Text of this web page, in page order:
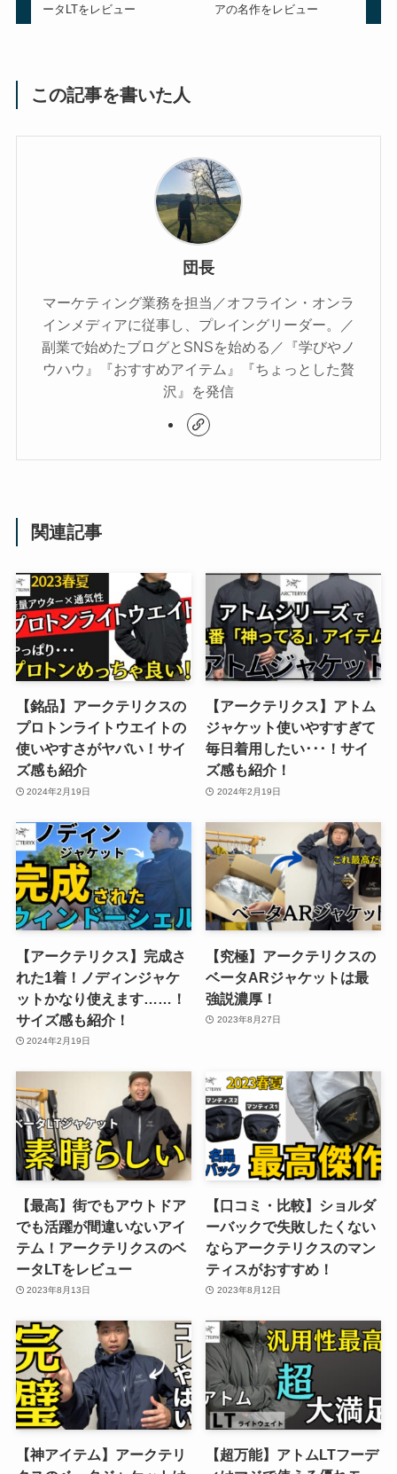
ータLTをレビュー
アの名作をレビュー
この記事を書いた人
団長
マーケティング業務を担当／オフライン・オンラ
インメディアに従事し、プレイングリーダー。／
副業で始めたブログとSNSを始める／『学びやノ
ウハウ』『おすすめアイテム』『ちょっとした贅
沢』を発信
関連記事
【銘品】アークテリクスの
プロトンライトウエイトの
使いやすさがヤバい！サイ
ズ感も紹介
2024年2月19日
【アークテリクス】アトム
ジャケット使いやすすぎて
毎日着用したい･･･！サイ
ズ感も紹介！
2024年2月19日
【アークテリクス】完成さ
れた1着！ノディンジャケ
ットかなり使えます……！
サイズ感も紹介！
2024年2月19日
【究極】アークテリクスの
ベータARジャケットは最
強説濃厚！
2023年8月27日
【最高】街でもアウトドア
でも活躍が間違いないアイ
テム！アークテリクスのベ
ータLTをレビュー
2023年8月13日
【口コミ・比較】ショルダ
ーバックで失敗したくない
ならアークテリクスのマン
ティスがおすすめ！
2023年8月12日
【神アイテム】アークテリ
【超万能】アトムLTフーデ